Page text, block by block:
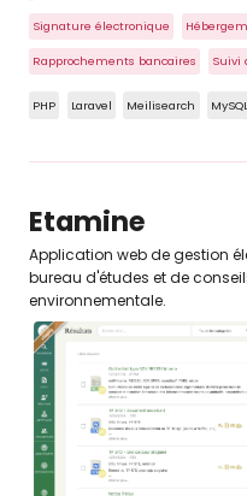
Signature électronique
Rapprochements bancaires Suivi
PHP Laravel Meilisearch MySQL
Etamine
Application web de gestion
bureau d'études et de
environnementale.